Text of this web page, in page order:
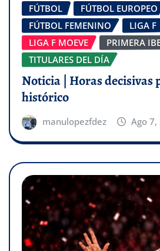
FÚTBOL
FÚTBOL EUROPEO
FÚTBOL FEMENINO
LIGA F
LIGA F MOEVE
PRIMERA
TITULARES DEL DÍA
Noticia | Horas decisivas
histórico
manulopezfdez Ago 7,